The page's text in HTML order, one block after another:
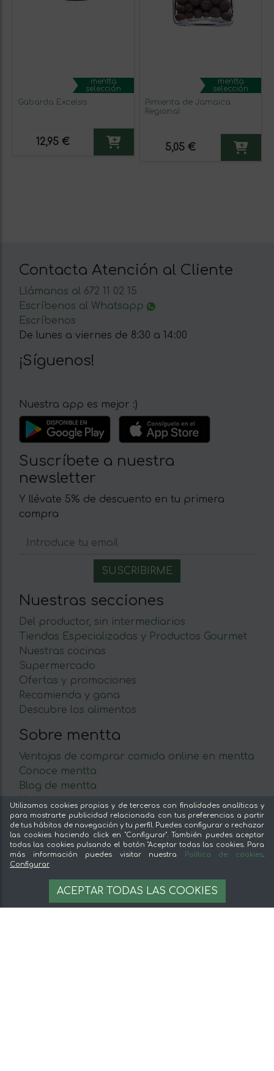
mentta
selección
Gabarda Excelsis
12,95 €
mentta
selección
Pimienta de Jamaica
Regional
5,05 €
Contacta Atención al Cliente
Llámanos al 672 11 02 15
Escríbenos al Whatsapp
Escríbenos
De lunes a viernes de 8:30 a 14:00
¡Síguenos!
Nuestra app es mejor :)
Suscríbete a nuestra
newsletter
Y llévate 5% de descuento en tu primera
compra
Nuestras secciones
Del productor, sin intermediarios
Tiendas Especializadas y Productos Gourmet
Nuestras cocinas
Supermercado
Ofertas y promociones
Recomienda y gana
Descubre los alimentos
Sobre mentta
Ventajas de comprar comida online en mentta
Conoce mentta
Blog de mentta
Vende en mentta
Fidelización
Preguntas frecuentes
Legal
Términos y condiciones
Pago seguro
Utilizamos cookies propias y de terceros con finalidades analíticas y
para mostrarte publicidad relacionada con tus preferencias a partir
de tus hábitos de navegación y tu perfil. Puedes configurar o rechazar
las cookies haciendo click en "Configurar". También puedes aceptar
todas las cookies pulsando el botón "Aceptar todas las cookies. Para
más información puedes visitar nuestra
Política de cookies.
Configurar
ACEPTAR TODAS LAS COOKIES